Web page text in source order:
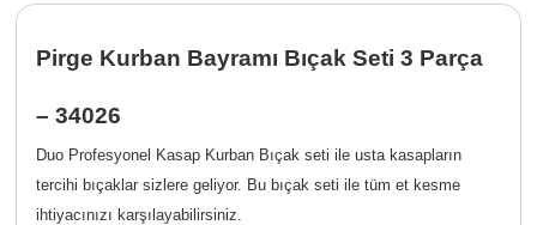
Pirge Kurban Bayramı Bıçak Seti 3 Parça
– 34026
Duo Profesyonel Kasap Kurban Bıçak seti ile usta kasapların
tercihi bıçaklar sizlere geliyor. Bu bıçak seti ile tüm et kesme
ihtiyacınızı karşılayabilirsiniz.